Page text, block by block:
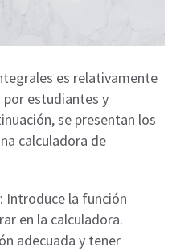
es relativamente
por estudiantes y
se presentan los
calculadora de
: Introduce la función
en la calculadora.
adecuada y tener